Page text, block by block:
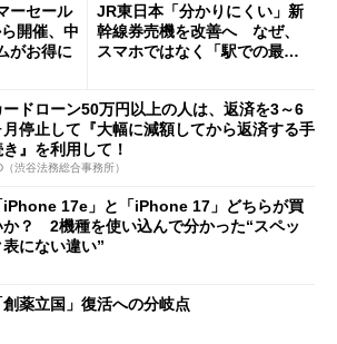
ーセール
開催、中
がお得に
JR東日本「分かりにくい」新
幹線券売機を改善へ なぜ、
スマホではなく「駅での最短
ードローン50万円以上の人は、返済を3～6
月停止して『大幅に減額してから返済する手
』を利用して！
（渋谷法務総合事務所）
iPhone 17e」と「iPhone 17」どちらが買
か？ 2機種を使い込んで分かった“スペッ
表にない違い”
創薬立国」復活への分岐点